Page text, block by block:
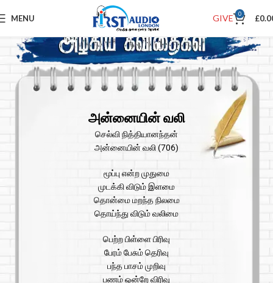
MENU GIVE 0 £
அன்னையின் வலி
செல்வி நித்தியானந்தன்
அன்னையின் வலி (706)
மூப்பு என்ற முதுமை
முடக்கி விடும் இளமை
தொன்மை மறந்த நிலமை
தொய்ந்து விடும் வலிமை
பெற்ற பிள்ளை பிரிவு
பேரம் பேசும் தெரிவு
பந்த பாசம் முறிவு
பணம் ஒன்றே விரிவு